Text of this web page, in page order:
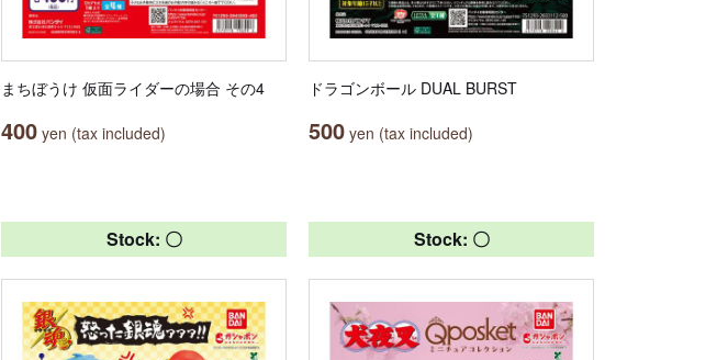
まちぼうけ 仮面ライダーの場合 その4
400 yen (tax included)
ドラゴンボール DUAL BURST
500 yen (tax included)
Stock: 〇 Stock: 〇